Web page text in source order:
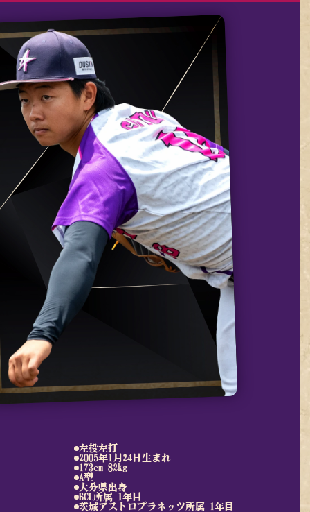
左投左打
2005年1月24日生まれ
173cm 82kg
A型
大分県出身
BCL所属 1年目
茨城アストロプラネッツ所属 1年目